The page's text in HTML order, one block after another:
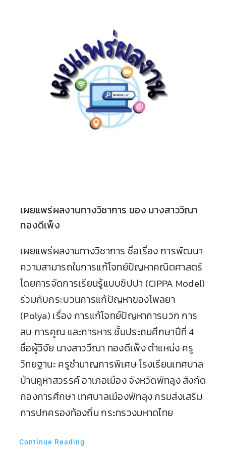
เผยแพร่ผลงานทางวิชาการ ของ นางสาววีณา
ทองดีเพ็ง
เผยแพร่ผลงานทางวิชาการ ชื่อเรื่อง การพัฒนา
ความสามารถในการแก้โจทย์ปัญหาคณิตศาสตร์
โดยการจัดการเรียนรู้แบบซิปปา (CIPPA Model)
ร่วมกับกระบวนการแก้ปัญหาของโพลยา
(Polya) เรื่อง การแก้โจทย์ปัญหาการบวก การ
ลบ การคูณ และการหาร ชั้นประถมศึกษาปีที่ 4
ชื่อผู้วิจัย นางสาววีณา ทองดีเพ็ง ตำแหน่ง ครู
วิทยฐานะ ครูชำนาญการพิเศษ โรงเรียนเทศบาล
บ้านคูหาสวรรค์ อาเภอเมือง จังหวัดพัทลุง สังกัด
กองการศึกษา เทศบาลเมืองพัทลุง กรมส่งเสริม
การปกครองท้องถิ่น กระทรวงมหาดไทย
Continue Reading